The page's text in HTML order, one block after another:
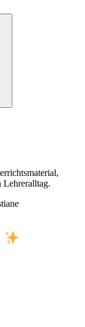
Lehreralltag.